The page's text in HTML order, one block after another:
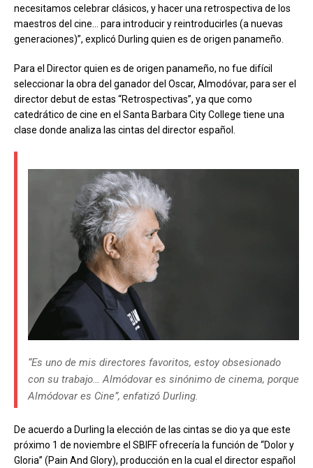
necesitamos celebrar clásicos, y hacer una retrospectiva de los
maestros del cine… para introducir y reintroducirles (a nuevas
generaciones)”, explicó Durling quien es de origen panameño.
Para el Director quien es de origen panameño, no fue difícil
seleccionar la obra del ganador del Oscar, Almodóvar, para ser el
director debut de estas “Retrospectivas”, ya que como
catedrático de cine en el Santa Barbara City College tiene una
clase donde analiza las cintas del director español.
“Es uno de mis directores favoritos, estoy obsesionado
con su trabajo… Almódovar es sinónimo de cinema, porque
Almódovar es Cine”, enfatizó Durling.
De acuerdo a Durling la elección de las cintas se dio ya que este
próximo 1 de noviembre el SBIFF ofrecería la función de “Dolor y
Gloria” (Pain And Glory), producción en la cual el director español